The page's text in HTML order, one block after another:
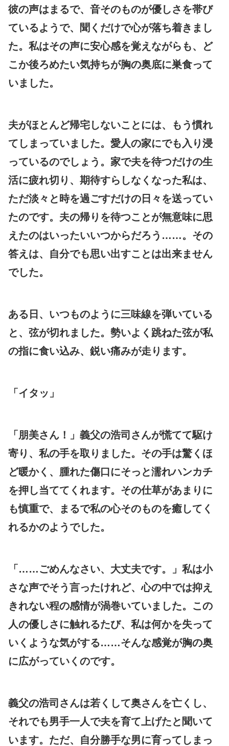
彼の声はまるで、音そのものが優しさを帯び
ているようで、聞くだけで心が落ち着きまし
た。私はその声に安心感を覚えながらも、ど
こか後ろめたい気持ちが胸の奥底に巣食って
いました。
夫がほとんど帰宅しないことには、もう慣れ
てしまっていました。愛人の家にでも入り浸
っているのでしょう。家で夫を待つだけの生
活に疲れ切り、期待すらしなくなった私は、
ただ淡々と時を過ごすだけの日々を送ってい
たのです。夫の帰りを待つことが無意味に思
えたのはいったいいつからだろう……。その
答えは、自分でも思い出すことは出来ません
でした。
ある日、いつものように三味線を弾いている
と、弦が切れました。勢いよく跳ねた弦が私
の指に食い込み、鋭い痛みが走ります。
「イタッ」
「朋美さん！」義父の浩司さんが慌てて駆け
寄り、私の手を取りました。その手は驚くほ
ど暖かく、腫れた傷口にそっと濡れハンカチ
を押し当ててくれます。その仕草があまりに
も慎重で、まるで私の心そのものを癒してく
れるかのようでした。
「……ごめんなさい、大丈夫です。」私は小
さな声でそう言ったけれど、心の中では抑え
きれない程の感情が渦巻いていました。この
人の優しさに触れるたび、私は何かを失って
いくような気がする……そんな感覚が胸の奥
に広がっていくのです。
義父の浩司さんは若くして奥さんを亡くし、
それでも男手一人で夫を育て上げたと聞いて
います。ただ、自分勝手な男に育ってしまっ